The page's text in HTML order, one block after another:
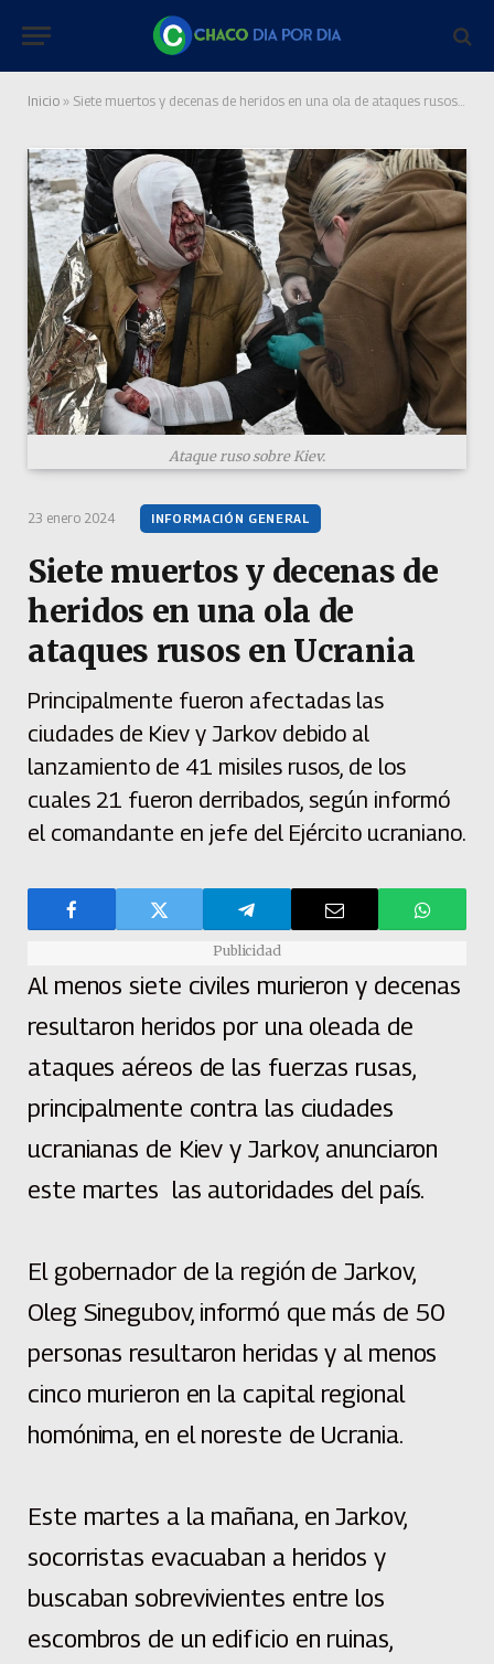
Inicio » Siete muertos y decenas de heridos en una ola de ataques rusos en Ucrania
23 enero 2024 INFORMACIÓN GENERAL
Siete muertos y decenas de
heridos en una ola de
ataques rusos en Ucrania
Principalmente fueron afectadas las
ciudades de Kiev y Jarkov debido al
lanzamiento de 41 misiles rusos, de los
cuales 21 fueron derribados, según informó
el comandante en jefe del Ejército ucraniano.
Ataque ruso sobre Kiev.
Publicidad
Al menos siete civiles murieron y decenas
resultaron heridos por una oleada de
ataques aéreos de las fuerzas rusas,
principalmente contra las ciudades
ucranianas de Kiev y Jarkov, anunciaron
este martes las autoridades del país.
El gobernador de la región de Jarkov,
Oleg Sinegubov, informó que más de 50
personas resultaron heridas y al menos
cinco murieron en la capital regional
homónima, en el noreste de Ucrania.
Este martes a la mañana, en Jarkov,
socorristas evacuaban a heridos y
buscaban sobrevivientes entre los
escombros de un edificio en ruinas,